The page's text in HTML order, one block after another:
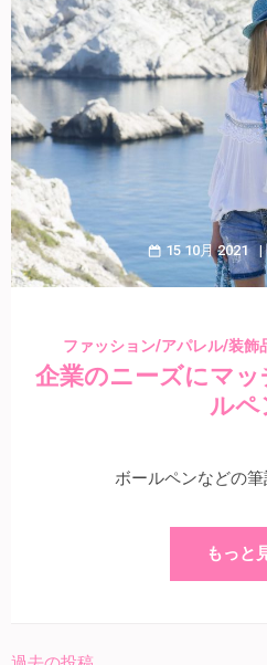
15 10月 2021
ファッション/アパレル/装飾
企業のニーズにマ
ルペ
ボールペンなどの
もっと